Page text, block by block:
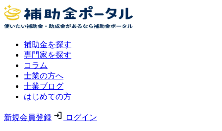
補助金を探す
専門家を探す
コラム
士業の方へ
士業ブログ
はじめての方
新規会員登録 ログイン